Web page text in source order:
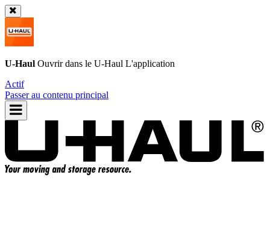
U-Haul Ouvrir dans le U-Haul L'application
Actif
Passer au contenu principal